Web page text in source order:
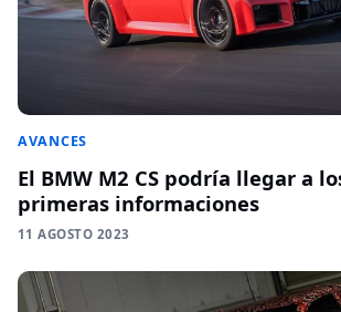
AVANCES
El BMW M2 CS podría llegar a
primeras informaciones
11 AGOSTO 2023